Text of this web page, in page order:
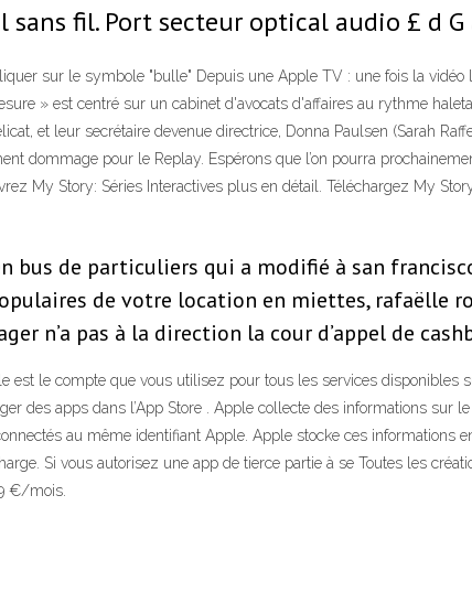
fil. Port secteur optical audio £ d
sur le symbole "bulle" Depuis une Apple TV : une fois la
» est centré sur un cabinet d'avocats d'affaires au rythme
et leur secrétaire devenue directrice, Donna Paulsen (Sarah
dommage pour le Replay. Espérons que l’on pourra
My Story: Séries Interactives plus en détail. Téléchargez My
de particuliers qui a modifié à san
de votre location en miettes, rafaëlle
n’a pas à la direction la cour d’appel de
est le compte que vous utilisez pour tous les services disponibles
des apps dans l’App Store . Apple collecte des informations sur
au même identifiant Apple. Apple stocke ces informations
Si vous autorisez une app de tierce partie à se Toutes les
€/mois.